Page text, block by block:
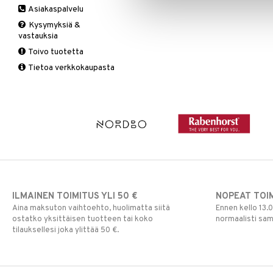
Ruuansulatus
Suolisto
Muut
Valkosipuli
Yskään
B-vitamiinit
C-vitamiinit
Miehet
Multimineraalit
Muut
Q-10
Schizandra
Suorituskyky
Asiakaspalvelu
Kysymyksiä &
vastauksia
Toivo tuotetta
Tietoa verkkokaupasta
ILMAINEN TOIMITUS YLI 50 €
Aina maksuton vaihtoehto, huolimatta siitä
ostatko yksittäisen tuotteen tai koko
tilauksellesi joka ylittää 50 €.
NOPEAT
Ennen kello
normaalisti